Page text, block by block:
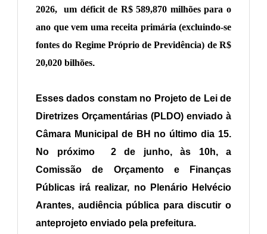
2026, um déficit de R$ 589,870 milhões para o
ano que vem uma receita primária (excluindo-se
fontes do Regime Próprio de Previdência) de R$
20,020 bilhões.
Esses dados constam no Projeto de Lei de
Diretrizes Orçamentárias (PLDO) enviado à
Câmara Municipal de BH no último dia 15.
No próximo 2 de junho, às 10h, a
Comissão de Orçamento e Finanças
Públicas irá realizar, no Plenário Helvécio
Arantes, audiência pública para discutir o
anteprojeto enviado pela prefeitura.